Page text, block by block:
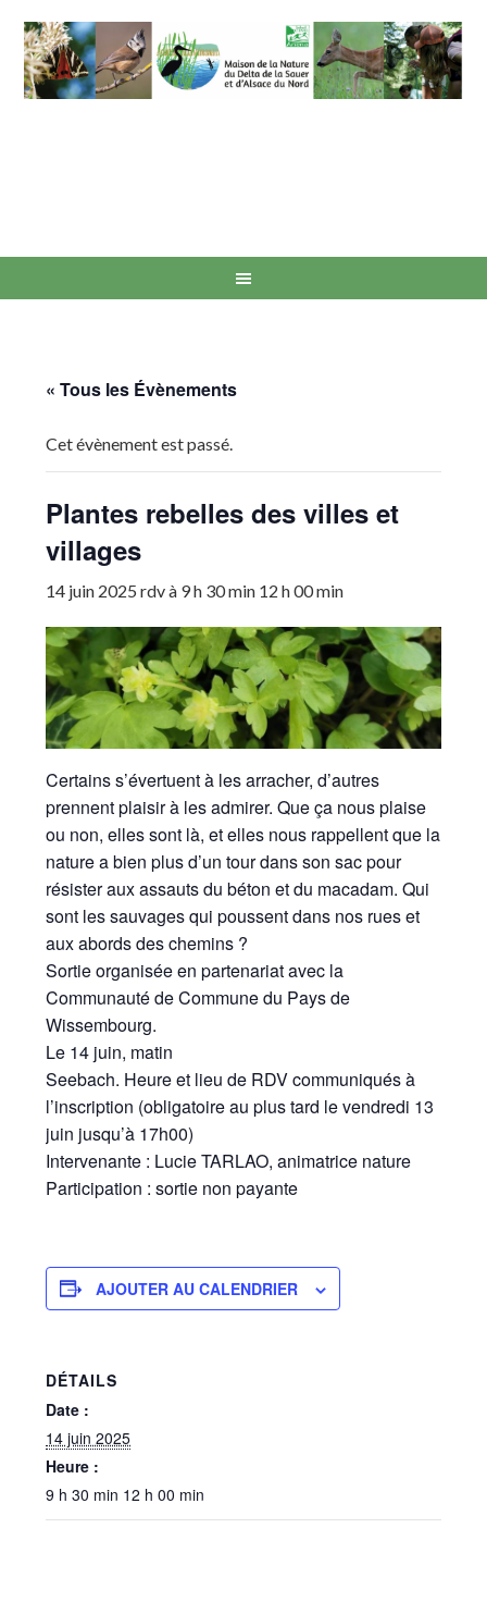
« Tous les Évènements
Cet évènement est passé.
Plantes rebelles des villes et
villages
14 juin 2025 rdv à 9 h 30 min 12 h 00 min
Certains s’évertuent à les arracher, d’autres
prennent plaisir à les admirer. Que ça nous plaise
ou non, elles sont là, et elles nous rappellent que la
nature a bien plus d’un tour dans son sac pour
résister aux assauts du béton et du macadam. Qui
sont les sauvages qui poussent dans nos rues et
aux abords des chemins ?
Sortie organisée en partenariat avec la
Communauté de Commune du Pays de
Wissembourg.
Le 14 juin, matin
Seebach. Heure et lieu de RDV communiqués à
l’inscription (obligatoire au plus tard le vendredi 13
juin jusqu’à 17h00)
Intervenante : Lucie TARLAO, animatrice nature
Participation : sortie non payante
AJOUTER AU CALENDRIER
DÉTAILS
Date :
14 juin 2025
Heure :
9 h 30 min 12 h 00 min